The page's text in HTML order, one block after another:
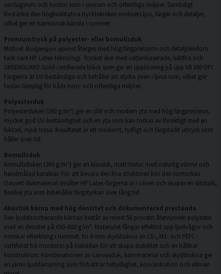
vardagsrum och kontor som i sovrum och offentliga miljöer. Samtidigt
förstärker den högkvalitativa trycktekniken motivets ljus, färger och detaljer,
vilket ger en harmonisk känsla i rummet.
Premiumtryck på polyester- eller bomullsduk
Motivet Budgerigars againståterges med hög färgprecision och detaljrikedom
tack vare HP Latex-teknologi. Trycket sker med vattenbaserade, luktfria och
GREENGUARD Gold-certifierade bläck som ger en upplösning på upp till 300 DPI.
Färgerna är UV-beständiga och behåller sin styrka även i ljusa rum, vilket gör
tavlan lämplig för både hem- och offentliga miljöer.
Polyesterduk
Polyesterduken (260 g/m²) ger en slät och modern yta med hög färgprecision,
mycket god UV-beständighet och en yta som kan torkas av försiktigt med en
fuktad, mjuk trasa. Resultatet är ett modernt, tydligt och färgstarkt uttryck som
håller över tid.
Bomullsduk
Bomullsduken (260 g/m²) ger en klassisk, matt textur med naturlig värme och
handmålad karaktär. För att bevara den fina strukturen bör den torrtorkas.
Oavsett dukmaterial smälter HP Latex-färgerna in i väven och skapar en slitstark,
flexibel yta som bibehåller färgstyrkan över lång tid.
Akustisk kärna med hög densitet och dokumenterad prestanda
Den ljudabsorberande kärnan består av minst 50 procent återvunnen polyester
med en densitet på 450–600 g/m². Materialet fångar effektivt upp ljudvågor och
minskar efterklang i rummet. En 4 mm skyddsskiva av CE-, M1- och PEFC-
certifierat trä monteras på baksidan för att skapa stabilitet och en hållbar
konstruktion. Kombinationen av canvasduk, kärnmaterial och skyddsskiva ger
en jämn ljuddämpning som förbättrar taltydlighet, koncentration och allmän